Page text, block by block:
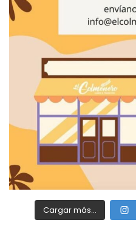
Cargar más...